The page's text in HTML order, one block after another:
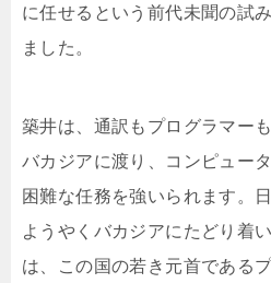
に任せるという前代未聞の試
ました。
築井は、通訳もプログラマー
バカジアに渡り、コンピュー
困難な任務を強いられます。
ようやくバカジアにたどり着
は、この国の若き元首である